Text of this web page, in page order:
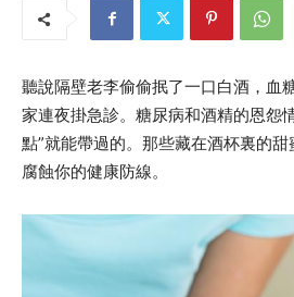
聽說隔壁老李偷偷抿了一口白酒，血
家連夜掛急診。糖尿病和酒精的恩怨
點”就能帶過的。那些藏在酒杯裏的
腐蝕你的健康防線。